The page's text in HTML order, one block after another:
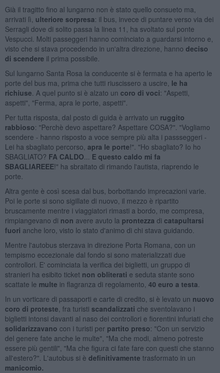
Già il tragitto fino al lungarno non è stato quello consueto ma,
arrivati lì, ulteriore sorpresa: il bus, invece di puntare verso via dei
Serragli dove di solito passa la linea 11, ha svoltato sul ponte
Vespucci. Molti passeggeri hanno cominciato a guardarsi intorno e,
visto che si stava procedendo in un'altra direzione, hanno deciso
di scendere il prima possibile.
Sul lungarno Santa Rosa la conducente si è fermata e ha aperto le
porte del bus ma, prima che tutti riuscissero a uscire, le ha
richiuse . A quel punto si è alzato un coro di voci: "Aspetti,
aspetti", "Ferma, apra le porte, aspetti".
Per tutta risposta, dal posto di guida è arrivato un ruggito
rabbioso: "Perchè devo aspettare? Aspettare COSA?". "Vogliamo
scendere - hanno risposto a voce sempre più alta i passseggeri -
Lei ha sbagliato percorso, apra le porte!". "Ho sbagliato? Io ho
SBAGLIATO? FA CALDO
E questo caldo mi fa
SBAGLIAREEE!" ha sbraitato di rimando l'autista, riaprendo le
porte.
Altra gente è così scesa dal bus, borbottando imprecazioni varie.
Poi le porte si sono sigillate di nuovo, il mezzo è ripartito
bruscamente mentre i viaggiatori rimasti a bordo, me compresa,
rimpiangevano di non avere avuto la prontezza di catapultarsi
fuori anche loro, visto lo stato d'animo di chi stava guidando.
Mentre l'autobus sterzava in direzione Porta Romana, con un
tempismo eccezionale dal fondo si sono materializzati due
controllori. E' cominciata la verifica dei biglietti, un gruppo di
stranieri ha esibito ticket non obliterati e seduta stante sono
scattate le multe in flagranza di regolamento, 40 euro a testa
In un vorticare di passaporti e carte di credito, si è levato un nuovo
coro di proteste , fra turisti scandalizzati che sventolavano i
biglietti intonsi davanti al naso dei controllori e fiorentini infuriati che
solidarizzavano con i turisti per partito preso: "Con un servizio
del genere fate anche le multe", "Ma che modi, almeno potreste
essere più gentili", "Ma che figura ci fate fare con questi che stanno
all'estero?". L'autobus si è definitivamente trasformato in un
manicomio.